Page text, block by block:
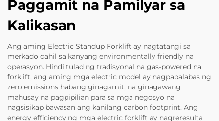
Paggamit na Pamilyar sa
Kalikasan
Ang aming Electric Standup Forklift ay nagtatangi sa
merkado dahil sa kanyang environmentally friendly na
operasyon. Hindi tulad ng tradisyonal na gas-powered na
forklift, ang aming mga electric model ay nagpapalabas ng
zero emissions habang ginagamit, na ginagawang
mahusay na pagpipilian para sa mga negosyo na
nagsisikap bawasan ang kanilang carbon footprint. Ang
energy efficiency ng mga electric forklift ay nagreresulta